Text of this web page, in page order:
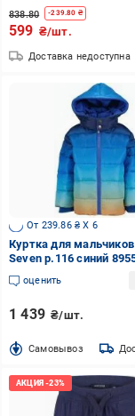
838.80 -239.80 ₴
599 ₴/шт.
Доставка недоступна
От 239.86 ₴ X 6
Куртка для
Seven р.116 синий
оценить
1 439 ₴/шт.
Cамовывоз